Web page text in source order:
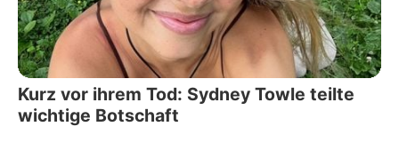
Kurz vor ihrem Tod: Sydney Towle teilte
wichtige Botschaft